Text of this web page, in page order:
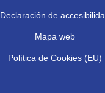
Declaración de
Mapa web
Política de Cookies (EU)